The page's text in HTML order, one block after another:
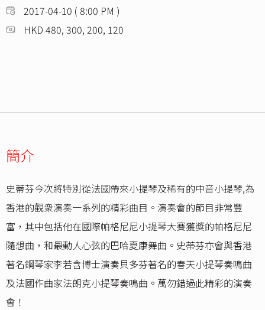
2017-04-10 ( 8:00 PM )
HKD 480, 300, 200, 120
簡介
史蒂芬今次將特別從法國帶來小提琴及稀有的中音小提琴,為
香港的觀衆演奏一系列的精彩曲目。演奏會的節目非常豐
富，其中包括他在國際帕格尼尼小提琴大賽獲獎的帕格尼尼
隨想曲，和最動人心弦的巴哈夏康舞曲。史蒂芬亦會與香港
著名鋼琴家李若含博士演奏貝多芬著名的春天小提琴奏鳴曲
及法國作曲家法朗克小提琴奏鳴曲。萬勿錯過此精彩的演奏
會！